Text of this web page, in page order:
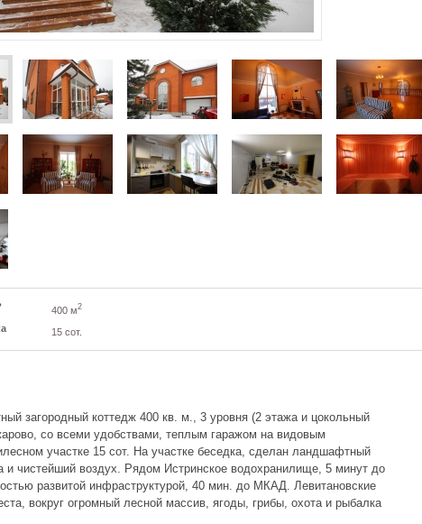
400 м2
15 сот.
загородный коттедж 400 кв. м., 3 уровня (2 этажа и цокольный
со всеми удобствами, теплым гаражом на видовым
участке 15 сот. На участке беседка, сделан ландшафтный
и чистейший воздух. Рядом Истринское водохранилище, 5 минут до
развитой инфраструктурой, 40 мин. до МКАД. Левитановские
вокруг огромный лесной массив, ягоды, грибы, охота и рыбалка